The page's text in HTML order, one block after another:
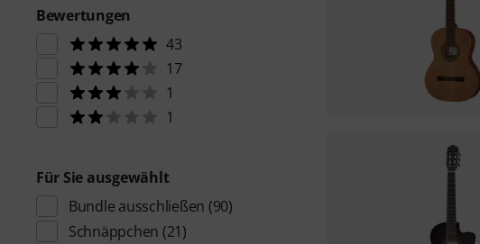
Bewertungen
43
17
1
1
Für Sie ausgewählt
Bundle ausschließen (90)
Schnäppchen (21)